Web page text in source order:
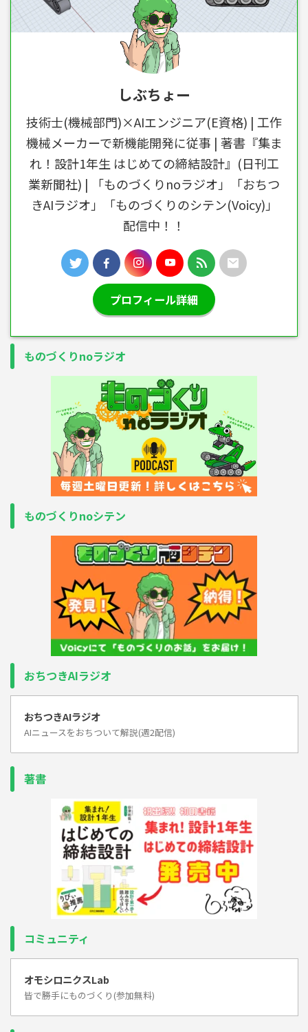
しぶちょー
技術士(機械部門)×AIエンジニア(E資格) | 工作
機械メーカーで新機能開発に従事 | 著書『集ま
れ！設計1年生 はじめての締結設計』(日刊工
業新聞社) | 「ものづくりnoラジオ」「おちつ
きAIラジオ」「ものづくりのシテン(Voicy)」
配信中！！
プロフィール詳細
ものづくりnoラジオ
ものづくりnoシテン
おちつきAIラジオ
おちつきAIラジオ
AIニュースをおちついて解説(週2配信)
著書
コミュニティ
オモシロニクスLab
皆で勝手にものづくり(参加無料)